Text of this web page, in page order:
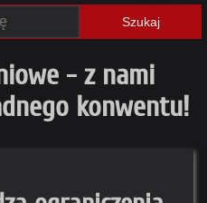
Szukaj
- z nami
konwentu!